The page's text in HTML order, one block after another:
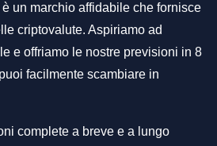
un marchio affidabile che fornisce
criptovalute. Aspiriamo ad
e offriamo le nostre previsioni in 8
facilmente scambiare in
complete a breve e a lungo